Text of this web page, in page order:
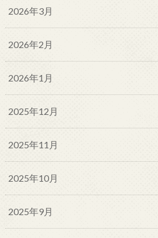
2026年3月
2026年2月
2026年1月
2025年12月
2025年11月
2025年10月
2025年9月